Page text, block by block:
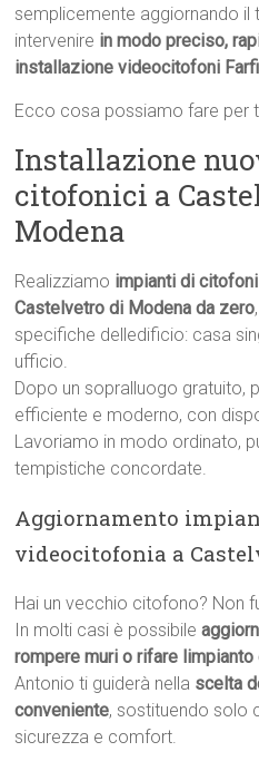
semplicemente aggiornando il
intervenire in modo preciso,
installazione videocitofoni
Ecco cosa possiamo fare per
Installazione
citofonici a
Modena
Realizziamo impianti di
Castelvetro di Modena da zero
specifiche delledificio: casa
ufficio.
Dopo un sopralluogo gratuito,
efficiente e moderno, con
Lavoriamo in modo ordinato,
tempistiche concordate.
Aggiornamento
videocitofonia a
Hai un vecchio citofono? Non
In molti casi è possibile
rompere muri o rifare
Antonio ti guiderà nella scelta
conveniente, sostituendo solo
sicurezza e comfort.